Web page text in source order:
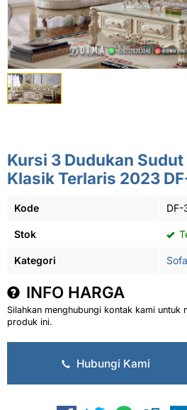
Kursi 3 Dudukan
Klasik Terlaris 2023
Kode DF-
Stok
Kategori
INFO HARGA
Silahkan menghubungi kontak kami untuk
produk ini.
Hubungi Kami